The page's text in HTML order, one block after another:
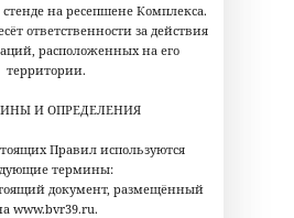
на ресепшене Комплекса.
ответственности за действия
расположенных на его
территории.
И ОПРЕДЕЛЕНИЯ
Правил используются
термины:
документ, размещённый
www.bvr39.ru.